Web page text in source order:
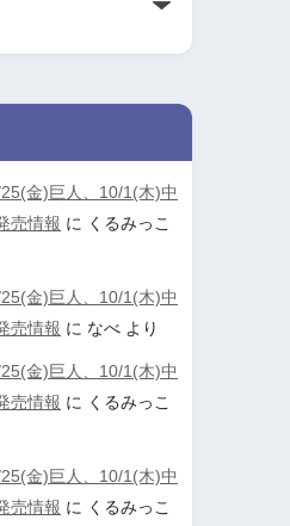
金)巨人、10/1(木)中
売情報 に くるみっこ
金)巨人、10/1(木)中
売情報 に なべ より
金)巨人、10/1(木)中
売情報 に くるみっこ
金)巨人、10/1(木)中
売情報 に くるみっこ